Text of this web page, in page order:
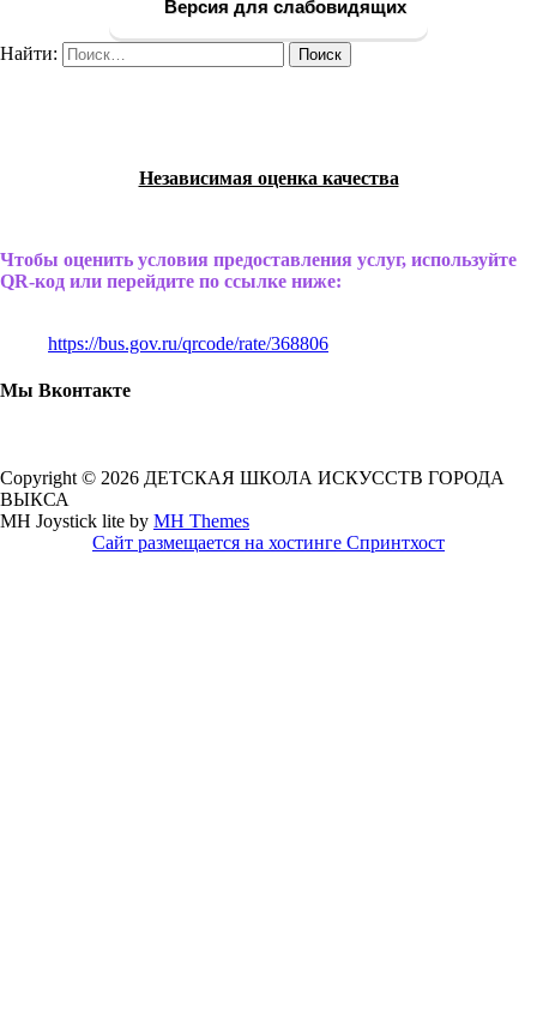
Версия для слабовидящих
Найти:
Независимая оценка качества
Чтобы оценить условия предоставления услуг, используйте
QR-код или перейдите по ссылке ниже:
https://bus.gov.ru/qrcode/rate/368806
Мы Вконтакте
Copyright © 2026 ДЕТСКАЯ ШКОЛА ИСКУССТВ ГОРОДА
ВЫКСА
MH Joystick lite by MH Themes
Сайт размещается на хостинге Спринтхост